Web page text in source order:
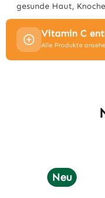
gesunde Haut,
Vitamin C
Alle Produkte
Neu